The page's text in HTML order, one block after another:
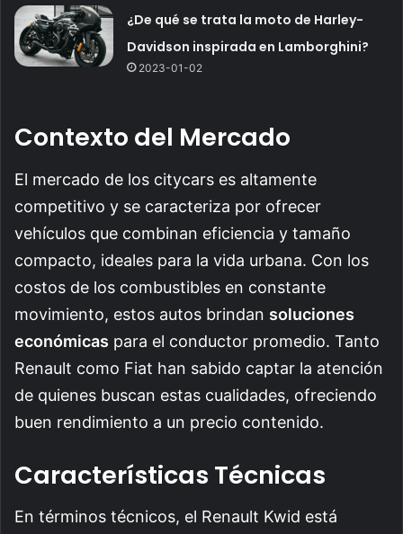
¿De qué se trata la moto de Harley-
Davidson inspirada en Lamborghini?
2023-01-02
Contexto del Mercado
El mercado de los citycars es altamente
competitivo y se caracteriza por ofrecer
vehículos que combinan eficiencia y tamaño
compacto, ideales para la vida urbana. Con los
costos de los combustibles en constante
movimiento, estos autos brindan soluciones
económicas para el conductor promedio. Tanto
Renault como Fiat han sabido captar la atención
de quienes buscan estas cualidades, ofreciendo
buen rendimiento a un precio contenido.
Características Técnicas
En términos técnicos, el Renault Kwid está